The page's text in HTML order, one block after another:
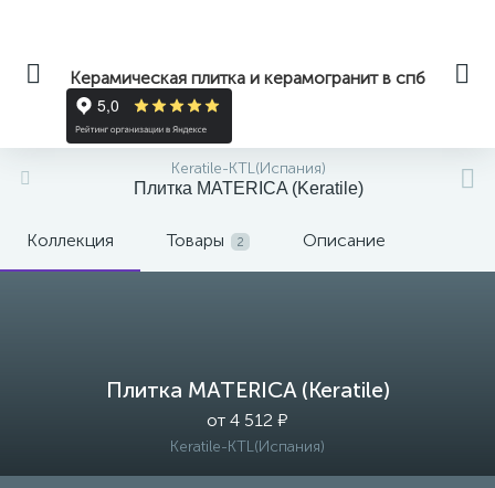
Керамическая плитка и керамогранит в спб
Keratile-KTL(Испания)
Плитка MATERICA (Keratile)
Коллекция Товары 2 Описание
Плитка MATERICA (Keratile)
от 4 512 ₽
Keratile-KTL(Испания)